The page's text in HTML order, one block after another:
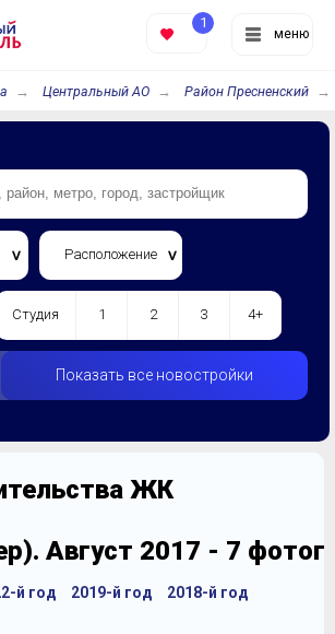
меню
1
Центральный АО Район Пресненский
Расположение
Студия 1 2 3 4+
Показать все новостройки
ЖК
Август 2017 - 7
й год 2019-й год
2018-й год